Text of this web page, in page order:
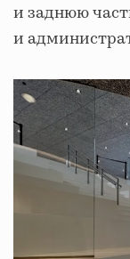
и заднюю
и